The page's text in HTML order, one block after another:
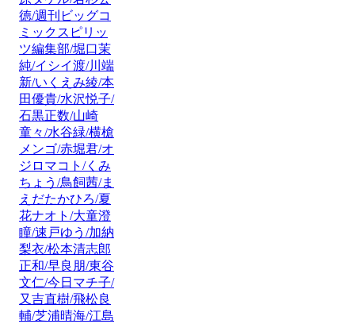
徳/週刊ビッグコ
ミックスピリッ
ツ編集部/堀口茉
純/イシイ渡/川端
新/いくえみ綾/本
田優貴/水沢悦子/
石黒正数/山崎
童々/水谷緑/横槍
メンゴ/赤堀君/オ
ジロマコト/くみ
ちょう/鳥飼茜/ま
えだたかひろ/夏
花ナオト/大童澄
瞳/速戸ゆう/加納
梨衣/松本清志郎
正和/早良朋/東谷
文仁/今日マチ子/
又吉直樹/飛松良
輔/芝浦晴海/江島